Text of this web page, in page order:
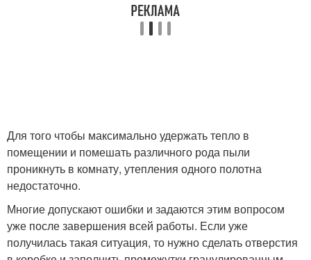
Для того чтобы максимально удержать тепло в
помещении и помешать различного рода пыли
проникнуть в комнату, утепления одного полотна
недостаточно.
Многие допускают ошибки и задаются этим вопросом
уже после завершения всей работы. Если уже
получилась такая ситуация, то нужно сделать отверстия